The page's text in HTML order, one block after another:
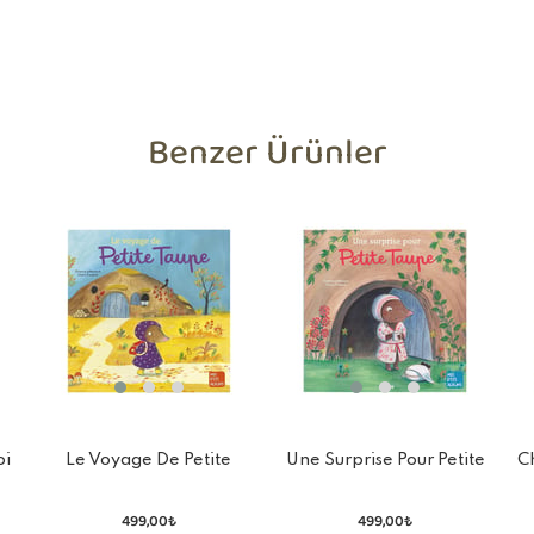
Benzer Ürünler
Le Voyage De Petite
499,00₺
Une Surprise Pour Petite
499,00₺